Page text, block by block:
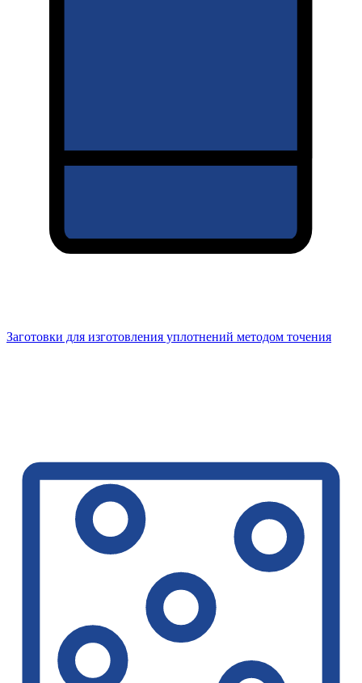
Заготовки для изготовления уплотнений методом точения